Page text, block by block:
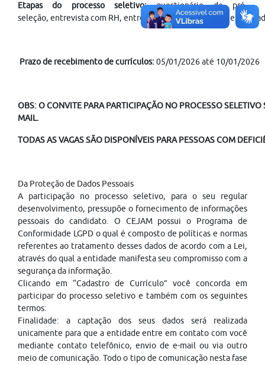
Etapas do processo seletivo:questionário de pré-
seleção, entrevista com RH, entrega de documentação e exame
Prazo de recebimento de currículos:05/01/2026 até 10/01/2026
OBS: O CONVITE PARA PARTICIPAÇÃO NO PROCESSO SELETIVO
MAIL.
TODAS AS VAGAS SÃO DISPONÍVEIS PARA PESSOAS COM
Da Proteção de Dados Pessoais
A participação no processo seletivo, para o seu regular
desenvolvimento, pressupõe o fornecimento de informações
pessoais do candidato. O CEJAM possui o Programa de
Conformidade LGPD o qual é composto de políticas e normas
referentes ao tratamento desses dados de acordo com a Lei,
através do qual a entidade manifesta seu compromisso com a
segurança da informação.
Clicando em “Cadastro de Currículo” você concorda em
participar do processo seletivo e também com os seguintes
termos:
Finalidade: a captação dos seus dados será realizada
unicamente para que a entidade entre em contato com você
mediante contato telefônico, envio de e-mail ou via outro
meio de comunicação. Todo o tipo de comunicação nesta fase